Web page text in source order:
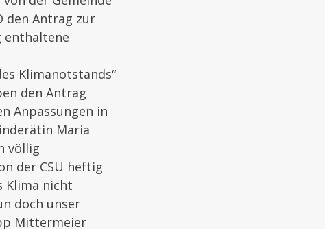
den Antrag zur
enthaltene
Klimanotstands“
den Antrag
Anpassungen in
Maria
völlig
der CSU heftig
Klima nicht
doch unser
Mittermeier